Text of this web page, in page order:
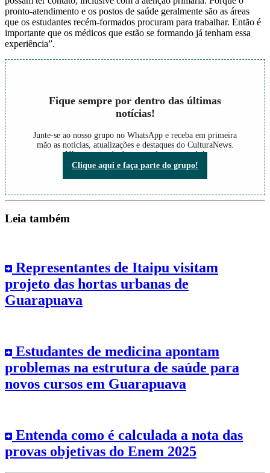
pronto-atendimento e os postos de saúde geralmente são as áreas
que os estudantes recém-formados procuram para trabalhar. Então é
importante que os médicos que estão se formando já tenham essa
experiência”.
Fique sempre por dentro das últimas
notícias!
Junte-se ao nosso grupo no WhatsApp e receba em primeira
mão as notícias, atualizações e destaques do CulturaNews.
Não perca nada do que está acontecendo!
Clique aqui e faça parte do grupo!
Leia também
Representantes de Itaipu visitam
projeto das hortas urbanas de
Guarapuava
Estudantes de medicina apontam
problemas na estrutura de saúde para
novos cursos em Guarapuava
Entenda como é calculada a nota das
provas objetivas do Enem 2025